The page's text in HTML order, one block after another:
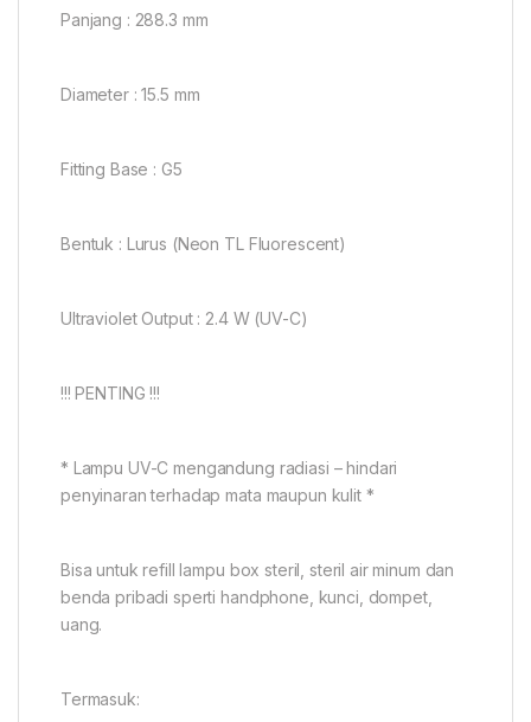
Panjang : 288.3 mm
Diameter : 15.5 mm
Fitting Base : G5
Bentuk : Lurus (Neon TL Fluorescent)
Ultraviolet Output : 2.4 W (UV-C)
!!! PENTING !!!
* Lampu UV-C mengandung radiasi – hindari
penyinaran terhadap mata maupun kulit *
Bisa untuk refill lampu box steril, steril air minum dan
benda pribadi sperti handphone, kunci, dompet,
uang.
Termasuk: